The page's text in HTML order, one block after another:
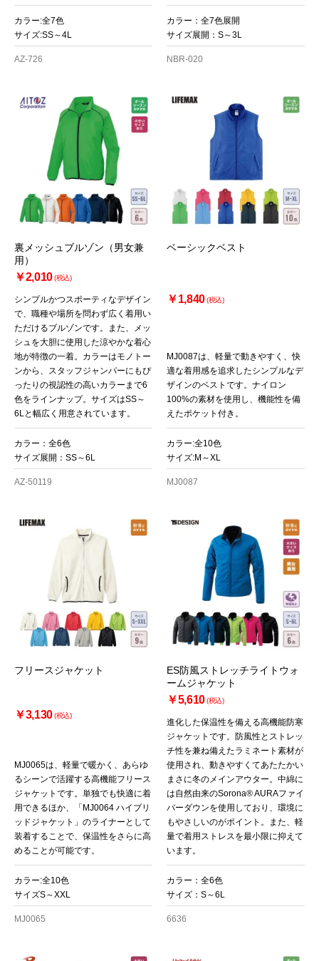
カラー:全7色
サイズ:SS～4L
AZ-726
カラー：全7色展開
サイズ展開：S～3L
NBR-020
裏メッシュブルゾン（男女兼
用）
￥2,010(税込)
シンプルかつスポーティなデザイン
で、職種や場所を問わず広く着用い
ただけるブルゾンです。また、メッ
シュを大胆に使用した涼やかな着心
地が特徴の一着。カラーはモノトー
ンから、スタッフジャンパーにもぴ
ったりの視認性の高いカラーまで6
色をラインナップ。サイズはSS～
6Lと幅広く用意されています。
カラー：全6色
サイズ展開：SS～6L
AZ-50119
ベーシックベスト
￥1,840(税込)
MJ0087は、軽量で動きやすく、快
適な着用感を追求したシンプルなデ
ザインのベストです。ナイロン
100%の素材を使用し、機能性を備
えたポケット付き。
カラー:全10色
サイズ:M～XL
MJ0087
フリースジャケット
￥3,130(税込)
MJ0065は、軽量で暖かく、あらゆ
るシーンで活躍する高機能フリース
ジャケットです。単独でも快適に着
用できるほか、「MJ0064 ハイブリ
ッドジャケット」のライナーとして
装着することで、保温性をさらに高
めることが可能です。
カラー:全10色
サイズS～XXL
MJ0065
ES防風ストレッチライトウォ
ームジャケット
￥5,610(税込)
進化した保温性を備える高機能防寒
ジャケットです。防風性とストレッ
チ性を兼ね備えたラミネート素材が
使用され、動きやすくてあたたかい
まさに冬のメインアウター。中綿に
は自然由来のSorona® AURAファイ
バーダウンを使用しており、環境に
もやさしいのがポイント。また、軽
量で着用ストレスを最小限に抑えて
います。
カラー：全6色
サイズ：S～6L
6636